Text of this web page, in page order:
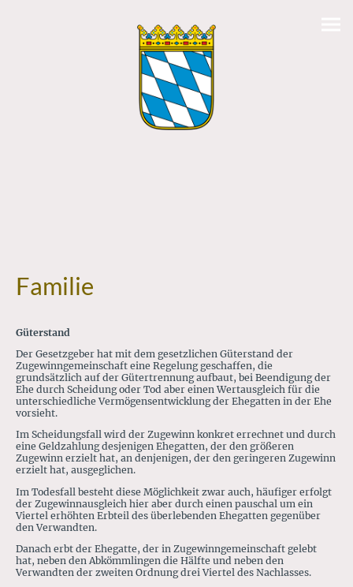
Familie
Güterstand
Der Gesetzgeber hat mit dem gesetzlichen Güter­stand der
Zugewinngemeinschaft eine Regelung geschaffen, die
grundsätzlich auf der Gütertrennung aufbaut, bei Been­di­gung der
Ehe durch Scheidung oder Tod aber einen Wert­ausgleich für die
unter­schied­liche Vermögens­entwick­lung der Ehegatten in der Ehe
vorsieht.
Im Scheidungsfall wird der Zugewinn konkret errechnet und durch
eine Geldzahlung desjenigen Ehegatten, der den größeren
Zugewinn erzielt hat, an denjenigen, der den geringeren Zugewinn
erzielt hat, ausgeglichen.
Im Todesfall besteht diese Möglichkeit zwar auch, häufiger erfolgt
der Zuge­winn­ausgleich hier aber durch einen pau­schal um ein
Viertel erhöhten Erbteil des über­lebenden Ehegatten gegen­über
den Verwandten.
Danach erbt der Ehe­gatte, der in Zugewinn­gemein­schaft gelebt
hat, neben den Abkömmlingen die Hälf­te und ne­ben den
Ver­wandten der zweiten Ordnung drei Viertel des Nachlasses.